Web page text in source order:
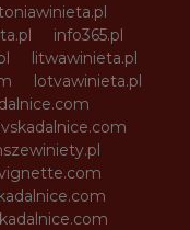
info365.pl
litwawinieta.pl
lotvawinieta.pl